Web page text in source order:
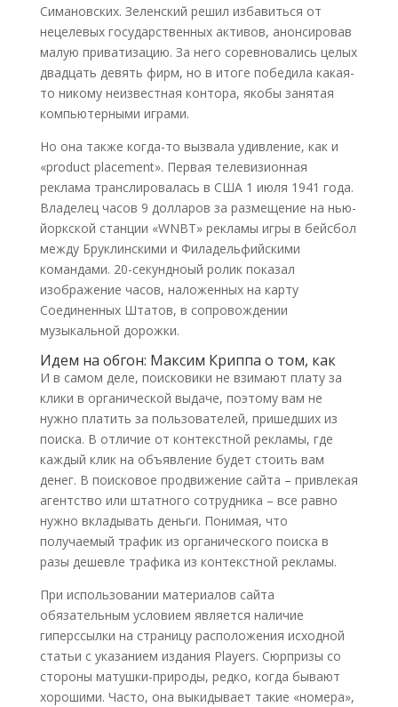
Симановских. Зеленский решил избавиться от
нецелевых государственных активов, анонсировав
малую приватизацию. За него соревновались целых
двадцать девять фирм, но в итоге победила какая-
то никому неизвестная контора, якобы занятая
компьютерными играми.
Но она также когда-то вызвала удивление, как и
«product placement». Первая телевизионная
реклама транслировалась в США 1 июля 1941 года.
Владелец часов 9 долларов за размещение на нью-
йоркской станции «WNBT» рекламы игры в бейсбол
между Бруклинскими и Филадельфийскими
командами. 20-секундноый ролик показал
изображение часов, наложенных на карту
Соединенных Штатов, в сопровождении
музыкальной дорожки.
Идем на обгон: Максим Криппа о том, как
И в самом деле, поисковики не взимают плату за
клики в органической выдаче, поэтому вам не
нужно платить за пользователей, пришедших из
поиска. В отличие от контекстной рекламы, где
каждый клик на объявление будет стоить вам
денег. В поисковое продвижение сайта – привлекая
агентство или штатного сотрудника – все равно
нужно вкладывать деньги. Понимая, что
получаемый трафик из органического поиска в
разы дешевле трафика из контекстной рекламы.
При использовании материалов сайта
обязательным условием является наличие
гиперссылки на страницу расположения исходной
статьи с указанием издания Players. Сюрпризы со
стороны матушки-природы, редко, когда бывают
хорошими. Часто, она выкидывает такие «номера»,